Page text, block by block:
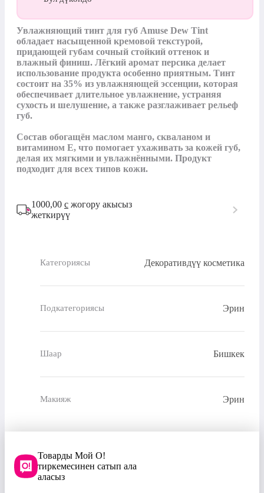
Увлажняющий тинт для губ Amuse Dew Tint
обладает насыщенной кремовой текстурой,
придающей губам сочный стойкий оттенок и
влажный финиш. Лёгкий аромат персика делает
использование продукта особенно приятным. Тинт
состоит на 35% из увлажняющей эссенции, которая
обеспечивает длительное увлажнение, устраняя
сухость и шелушение, а также разглаживает рельеф
губ.
Состав обогащён маслом манго, скваланом и
витамином Е, что помогает ухаживать за кожей губ,
делая их мягкими и увлажнёнными. Продукт
подходит для всех типов кожи.
1000,00 с жогору акысыз
жеткирүү
Категориясы Декоративдүү косметика
Подкатегориясы Эрин
Шаар Бишкек
Макияж Эрин
Товарды Мой О!
тиркемесинен сатып ала
аласыз